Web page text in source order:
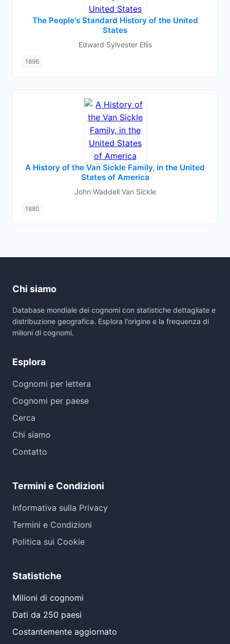
The People's Standard History of the United
States
Edward Sylvester Ellis
1896
A History of the Van Sickle Family, in the United
States of America
John Waddell Van Sickle
1880
Chi siamo
Database mondiale dei cognomi con statistiche dettagliate e
distribuzione geografica. Esplora l'origine e la frequenza di
milioni di cognomi.
Esplora
Cognomi per lettera
Cognomi per paese
Cerca
Chi siamo
Contatto
Termini e Condizioni
Informativa sulla Privacy
Termini e Condizioni
Politica sui Cookie
Statistiche
Milioni di cognomi
Dati da 250 paesi
Costantemente aggiornato